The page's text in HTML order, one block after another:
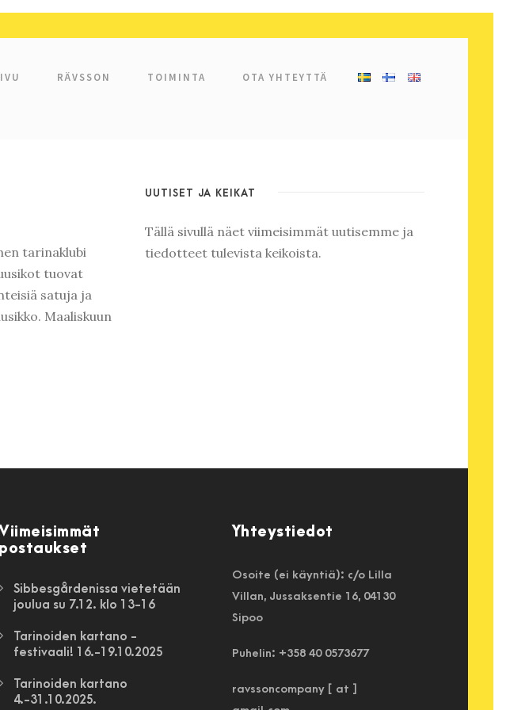
RÄVSSON TOIMINTA OTA YHTEYTTÄ
tarinaklubi
tuovat
satuja ja
Maaliskuun
UUTISET JA KEIKAT
Tällä sivullä näet viimeisimmät uutisemme ja
tiedotteet tulevista keikoista.
Viimeisimmät
postaukset
Sibbesgårdenissa vietetään
joulua su 7.12. klo 13-16
Tarinoiden kartano -
festivaali! 16.-19.10.2025
Tarinoiden kartano
4.-31.10.2025.
Yhteystiedot
Osoite (ei käyntiä): c/o Lilla
Villan, Jussaksentie 16, 04130
Sipoo
Puhelin: +358 40 0573677
ravssoncompany [ at ]